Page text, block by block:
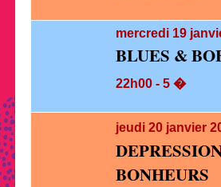
mercredi 19
BLUES &
22h00 - 5 �
jeudi 20 janvier
BONHEURS